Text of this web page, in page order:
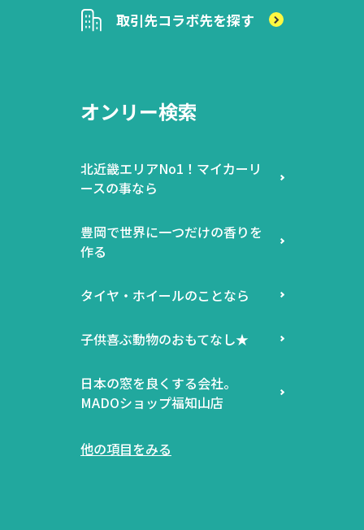
取引先コラボ先を探す
オンリー検索
北近畿エリアNo1！マイカーリ
ースの事なら
豊岡で世界に一つだけの香りを
作る
タイヤ・ホイールのことなら
子供喜ぶ動物のおもてなし★
日本の窓を良くする会社。
MADOショップ福知山店
他の項目をみる